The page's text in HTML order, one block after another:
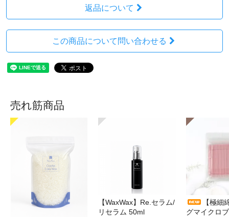
返品について
この商品について問い合わせる
売れ筋商品
【WaxWax】Re.セラム/
リセラム 50ml
【極細
グマイクロ